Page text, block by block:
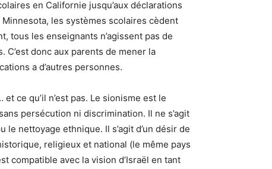
en Californie jusqu’aux déclarations
les systèmes scolaires cèdent
tous les enseignants n’agissent pas de
donc aux parents de mener la
a d’autres personnes.
ce qu’il n’est pas. Le sionisme est le
persécution ni discrimination. Il ne s’agit
le nettoyage ethnique. Il s’agit d’un désir de
religieux et national (le même pays
compatible avec la vision d’Israël en tant